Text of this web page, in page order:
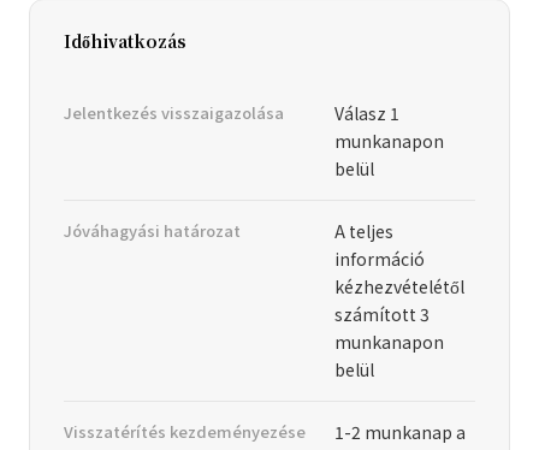
Időhivatkozás
Jelentkezés visszaigazolása
Válasz 1
munkanapon
belül
Jóváhagyási határozat
A teljes
információ
kézhezvételétől
számított 3
munkanapon
belül
Visszatérítés kezdeményezése
1-2 munkanap a